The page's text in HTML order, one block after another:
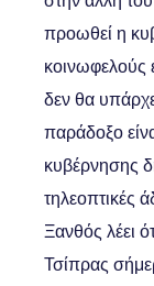
προωθεί η
κοινωφελούς
δεν θα
παράδοξο
κυβέρνησης
τηλεοπτικές
Ξανθός λέει
Τσίπρας